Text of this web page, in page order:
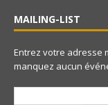
MAILING-LIST
Entrez votre adresse
manquez aucun